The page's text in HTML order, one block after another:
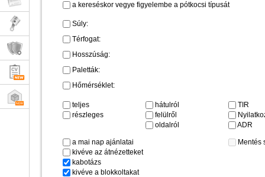
a kereséskor vegye figyelembe a pótkocsi típusát
Súly:
Térfogat:
Hosszúság:
Paletták:
Hőmérséklet:
teljes
részleges
hátulról
felülről
oldalról
TIR
ADR
a mai nap ajánlatai
kivéve az átnézetteket
kabotázs
kivéve a blokkoltakat
Mentés